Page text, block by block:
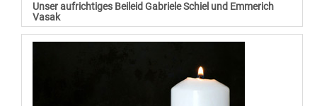
Unser aufrichtiges Beileid Gabriele Schiel und Emmerich
Vasak